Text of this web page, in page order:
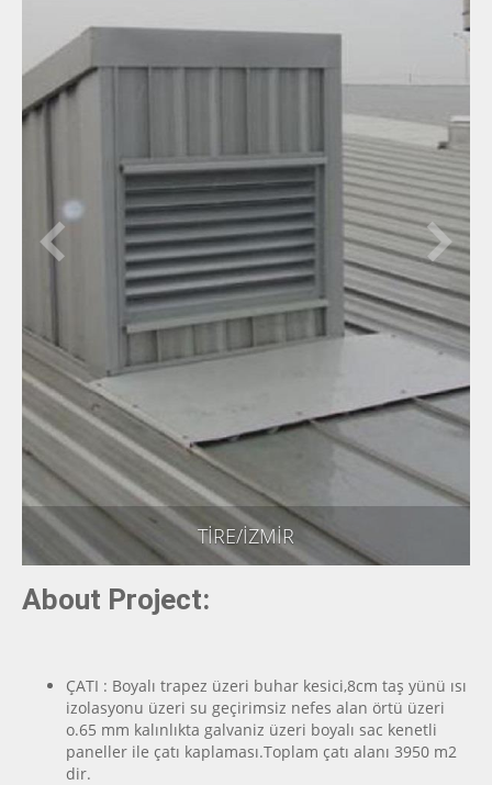
TİRE/İZMİR
About Project:
ÇATI : Boyalı trapez üzeri buhar kesici,8cm taş yünü ısı
izolasyonu üzeri su geçirimsiz nefes alan örtü üzeri
o.65 mm kalınlıkta galvaniz üzeri boyalı sac kenetli
paneller ile çatı kaplaması.Toplam çatı alanı 3950 m2
dir.